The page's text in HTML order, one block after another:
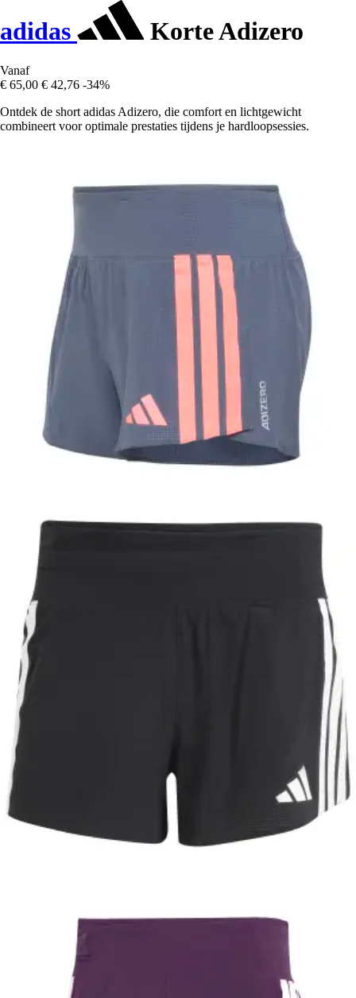
adidas Korte Adizero
Vanaf
€ 65,00 € 42,76 -34%
Ontdek de short adidas Adizero, die comfort en lichtgewicht
combineert voor optimale prestaties tijdens je hardloopsessies.